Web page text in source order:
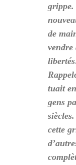
grippe.
de
vendre
tuait
gens
cette